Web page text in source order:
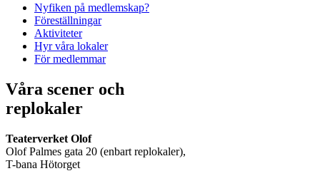
Nyfiken på medlemskap?
Föreställningar
Aktiviteter
Hyr våra lokaler
För medlemmar
Våra scener och
replokaler
Teaterverket Olof
Olof Palmes gata 20 (enbart replokaler),
T-bana Hötorget